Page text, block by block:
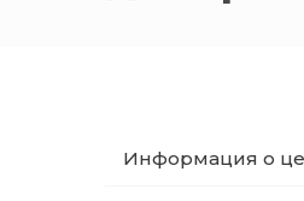
Информация о